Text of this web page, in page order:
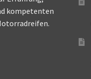
kompetenten